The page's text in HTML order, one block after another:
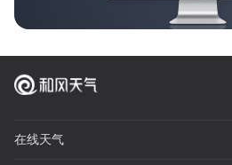
在线天气